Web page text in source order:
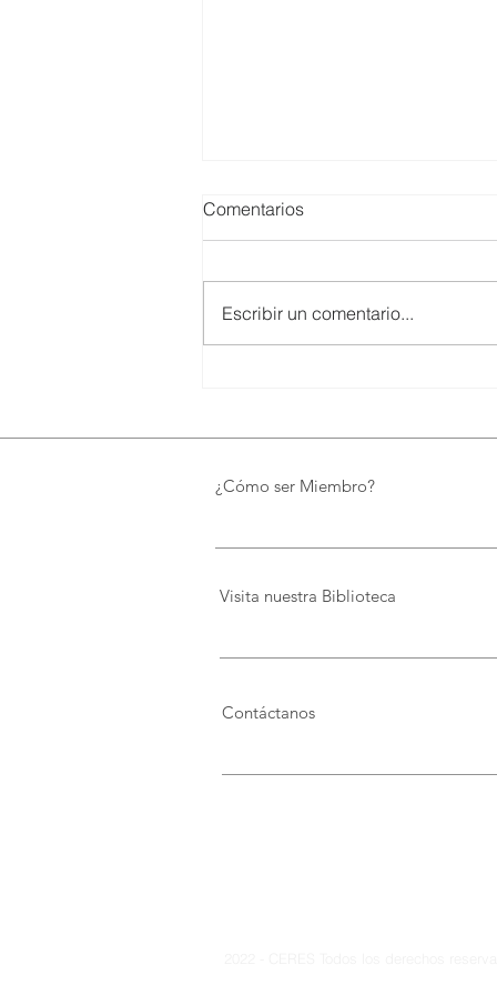
Comentarios
Escribir un comentario...
¿Cómo ser Miembro?
Visita nuestra Biblioteca
Contáctanos